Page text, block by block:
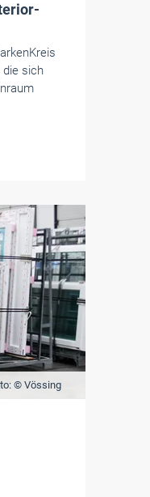
die sich
© Vössing